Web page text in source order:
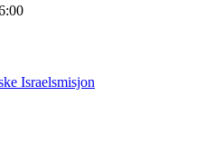
Israelsmisjon